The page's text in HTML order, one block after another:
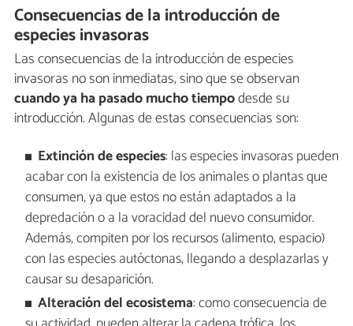
Consecuencias de la introducción de
especies invasoras
Las consecuencias de la introducción de especies
invasoras no son inmediatas, sino que se observan
cuando ya ha pasado mucho tiempodesde su
introducción. Algunas de estas consecuencias son:
Extinción de especies: las especies invasoras pueden
acabar con la existencia de los animales o plantas que
consumen, ya que estos no están adaptados a la
depredación o a la voracidad del nuevo consumidor.
Además, compiten por los recursos (alimento, espacio)
con las especies autóctonas, llegando a desplazarlas y
causar su desaparición.
Alteración del ecosistema: como consecuencia de